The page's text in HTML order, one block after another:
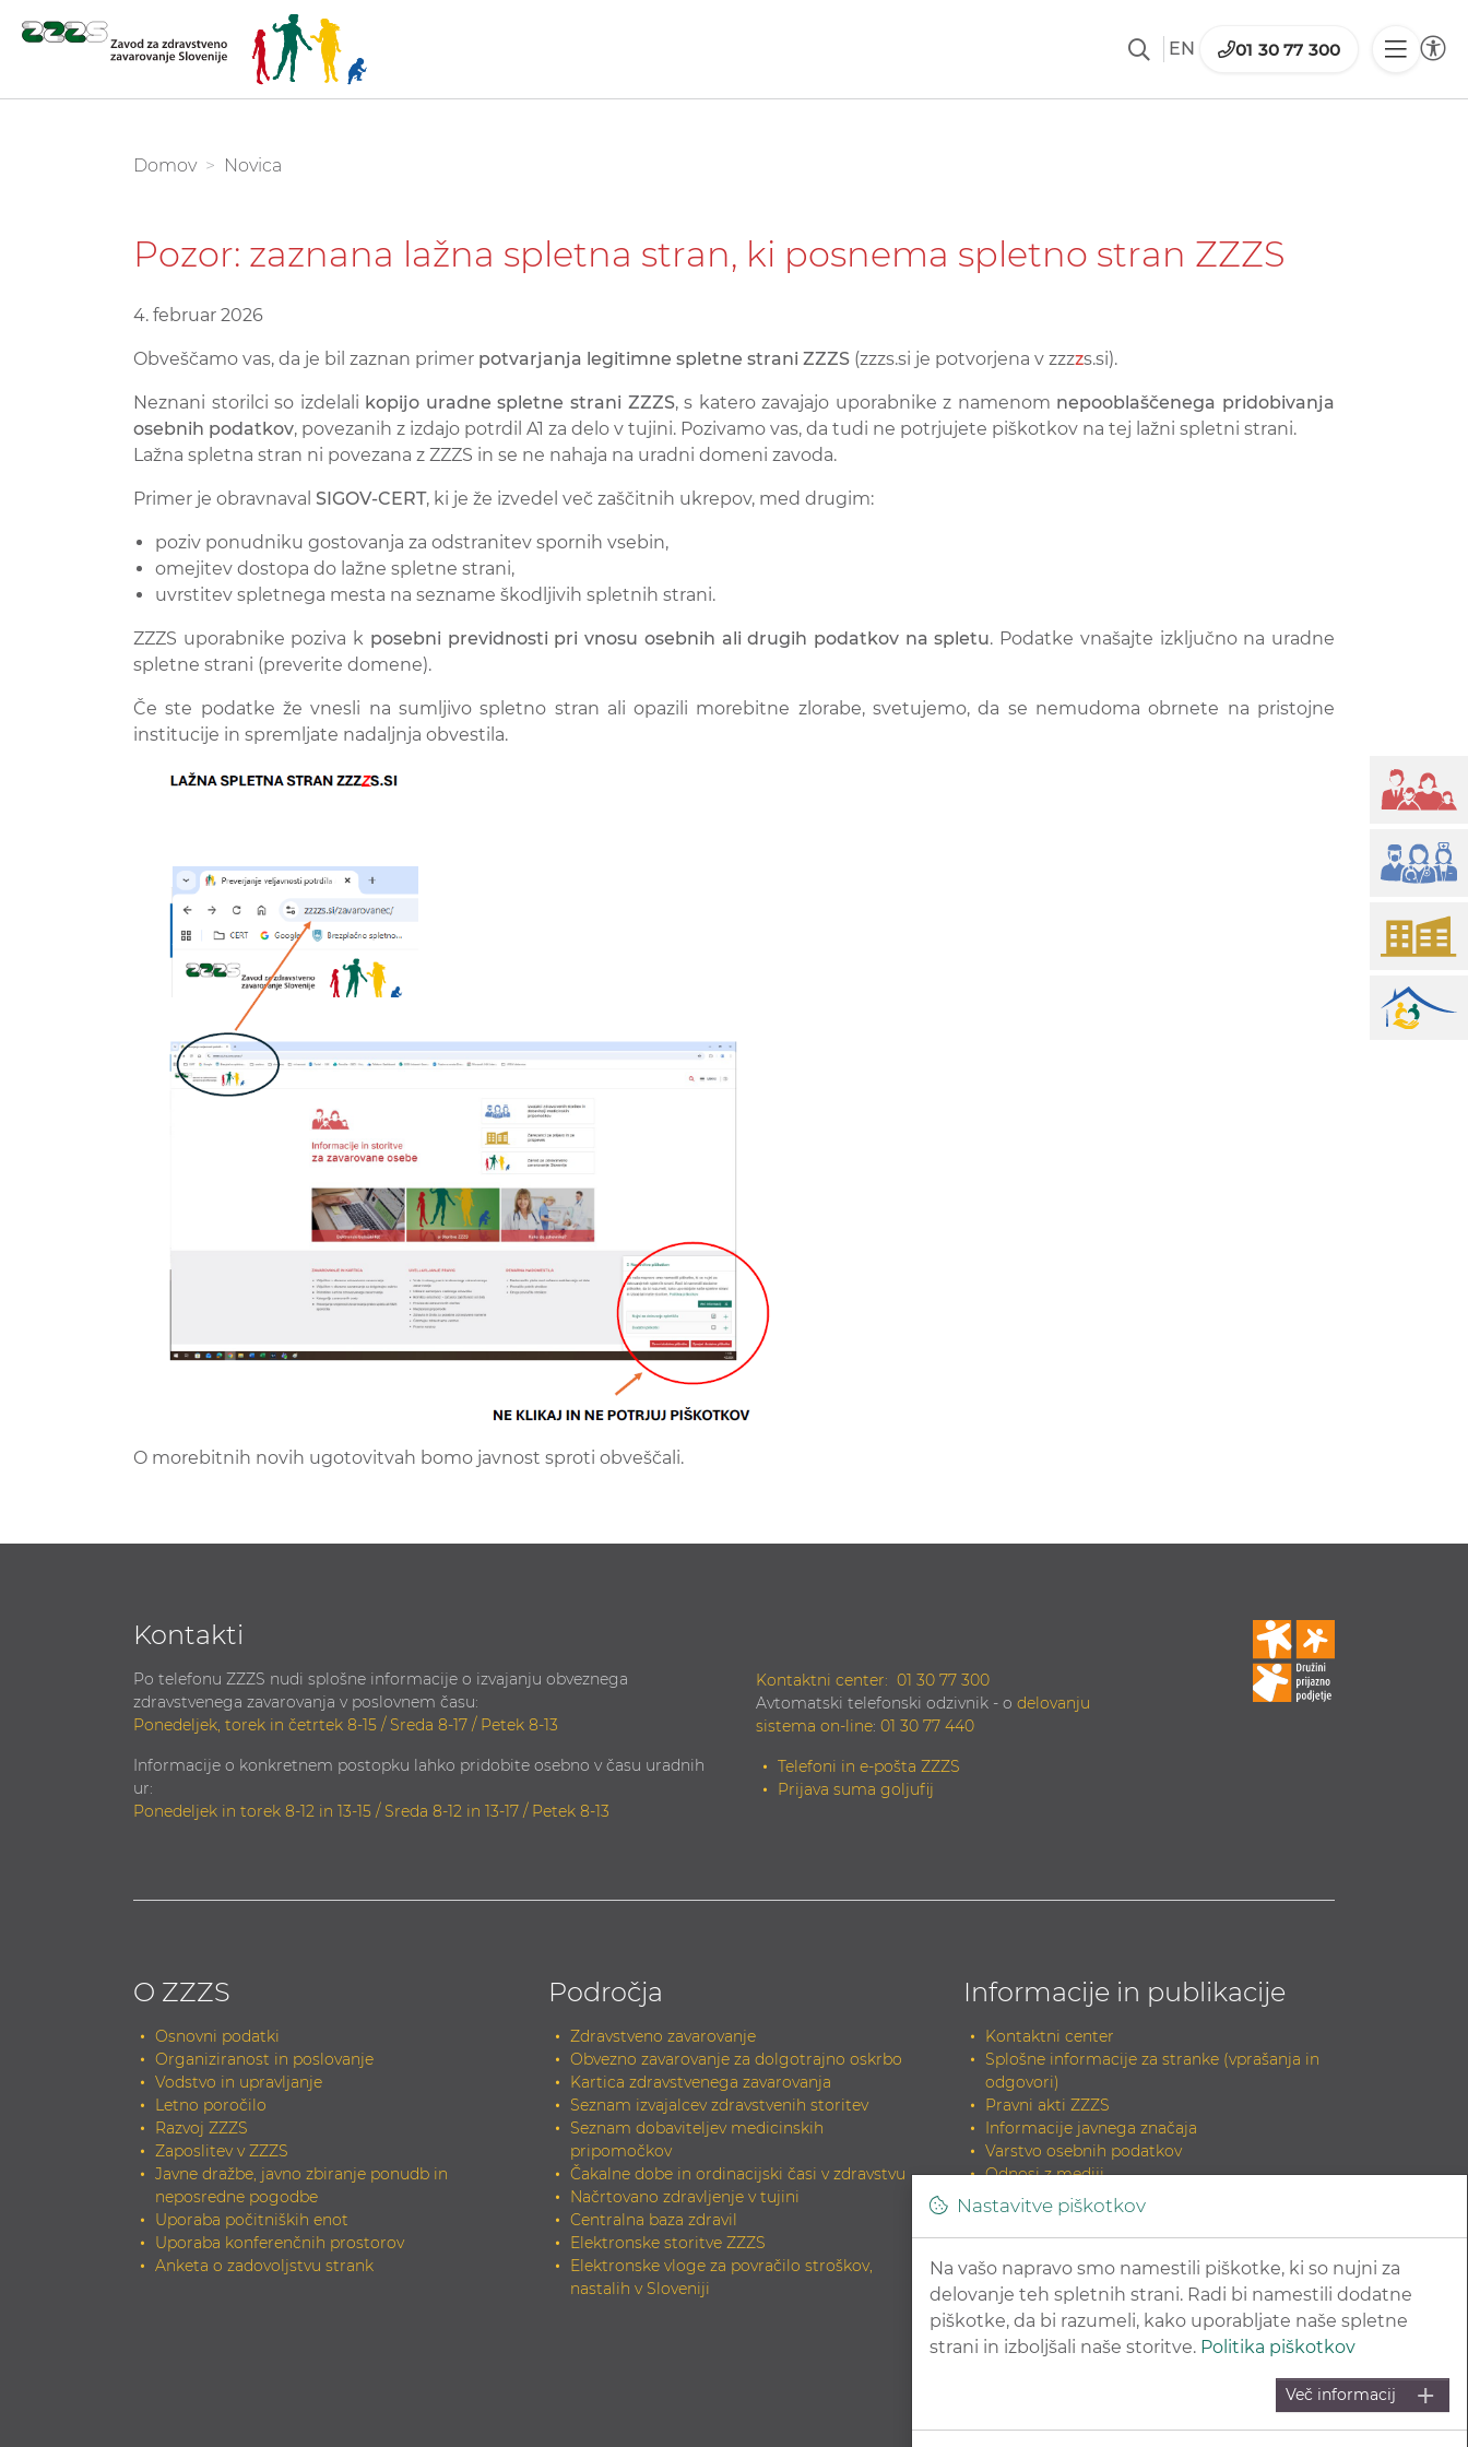
EN 01 30 77 300
Začniva klepet
You are here:
Domov Novica
Pozor: zaznana lažna spletna stran, ki posnema spletno stran ZZZS
4. februar 2026
Obveščamo vas, da je bil zaznan primer potvarjanja legitimne spletne strani ZZZS (zzzs.si je potvorjena v zzzzs.si).
Neznani storilci so izdelali kopijo uradne spletne strani ZZZS, s katero zavajajo uporabnike z namenom nepooblaščenega pridobivanja
osebnih podatkov, povezanih z izdajo potrdil A1 za delo v tujini. Pozivamo vas, da tudi ne potrjujete piškotkov na tej lažni spletni strani.
Lažna spletna stran ni povezana z ZZZS in se ne nahaja na uradni domeni zavoda.
Primer je obravnaval SIGOV-CERT, ki je že izvedel več zaščitnih ukrepov, med drugim:
poziv ponudniku gostovanja za odstranitev spornih vsebin,
omejitev dostopa do lažne spletne strani,
uvrstitev spletnega mesta na sezname škodljivih spletnih strani.
ZZZS uporabnike poziva k posebni previdnosti pri vnosu osebnih ali drugih podatkov na spletu. Podatke vnašajte izključno na uradne
spletne strani (preverite domene).
Če ste podatke že vnesli na sumljivo spletno stran ali opazili morebitne zlorabe, svetujemo, da se nemudoma obrnete na pristojne
institucije in spremljate nadaljnja obvestila.
O morebitnih novih ugotovitvah bomo javnost sproti obveščali.
Kontakti
Po telefonu ZZZS nudi splošne informacije o izvajanju obveznega
zdravstvenega zavarovanja v poslovnem času:
Ponedeljek, torek in četrtek 8-15 / Sreda 8-17 / Petek 8-13
Informacije o konkretnem postopku lahko pridobite osebno v času uradnih
ur:
Ponedeljek in torek 8-12 in 13-15 / Sreda 8-12 in 13-17 / Petek 8-13
Kontaktni center: 01 30 77 300
Avtomatski telefonski odzivnik - o delovanju
sistema on-line: 01 30 77 440
Telefoni in e-pošta ZZZS
Prijava suma goljufij
O ZZZS
Osnovni podatki
Organiziranost in poslovanje
Vodstvo in upravljanje
Letno poročilo
Razvoj ZZZS
Zaposlitev v ZZZS
Javne dražbe, javno zbiranje ponudb in
neposredne pogodbe
Uporaba počitniških enot
Uporaba konferenčnih prostorov
Anketa o zadovoljstvu strank
Področja
Zdravstveno zavarovanje
Obvezno zavarovanje za dolgotrajno oskrbo
Kartica zdravstvenega zavarovanja
Seznam izvajalcev zdravstvenih storitev
Seznam dobaviteljev medicinskih
pripomočkov
Čakalne dobe in ordinacijski časi v zdravstvu
Načrtovano zdravljenje v tujini
Centralna baza zdravil
Elektronske storitve ZZZS
Elektronske vloge za povračilo stroškov,
nastalih v Sloveniji
Informacije in publikacije
Kontaktni center
Splošne informacije za stranke (vprašanja in
odgovori)
Pravni akti ZZZS
Informacije javnega značaja
Varstvo osebnih podatkov
Odnosi z mediji
Podatkovni portal
Informacije o delovanju sistema on-line
Elektronska gradiva (dokumenti)
Tiskana gradiva
INDOK knjižnica
Zahteva za elektronski izvirnik dokumenta in
potrditev skladnosti
Povezave na sorodne strani
Nastavitve piškotkov
Na vašo napravo smo namestili piškotke, ki so nujni za
delovanje teh spletnih strani. Radi bi namestili dodatne
piškotke, da bi razumeli, kako uporabljate naše spletne
strani in izboljšali naše storitve. Politika piškotkov
Več informacij